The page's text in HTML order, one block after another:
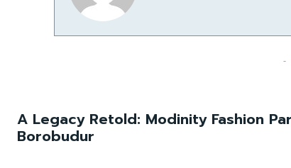
-
A Legacy Retold: Modinity Fashion
Borobudur